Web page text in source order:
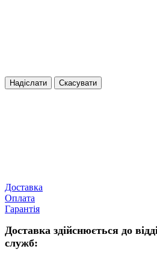
Надіслати Скасувати
Доставка
Оплата
Гарантія
Доставка здійснюється до
служб: